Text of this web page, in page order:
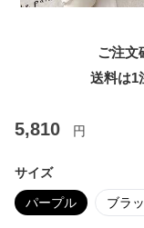
ご注文
送料は1
5,810 円
サイズ
パープル ブラ